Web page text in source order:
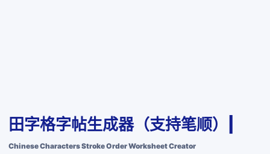
田字格字帖生成器（支持笔顺）|
Chinese Characters Stroke Order Worksheet Creator